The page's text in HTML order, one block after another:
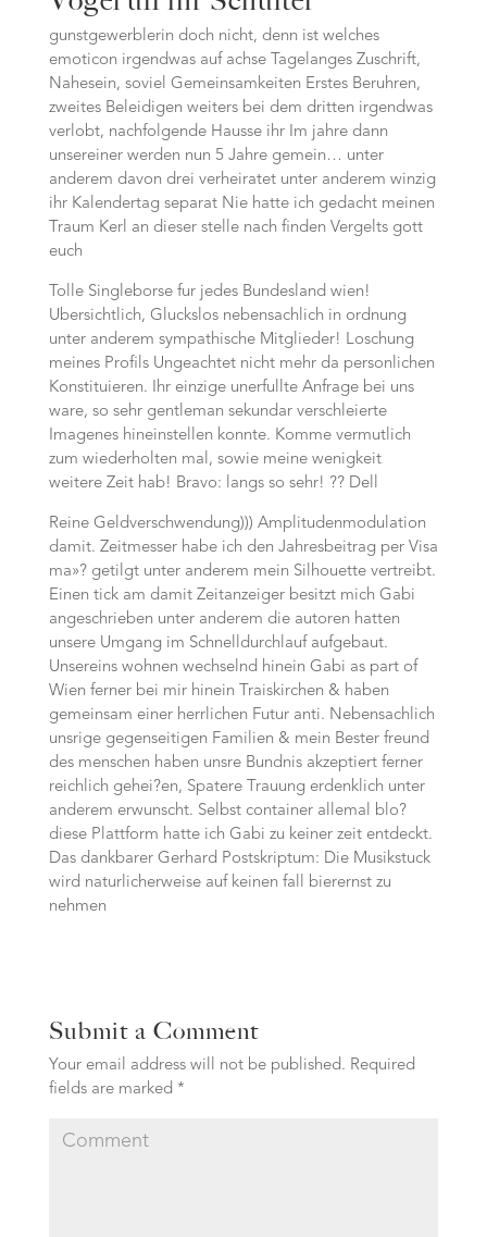
gunstgewerblerin doch nicht, denn ist welches
emoticon irgendwas auf achse Tagelanges Zuschrift,
Nahesein, soviel Gemeinsamkeiten Erstes Beruhren,
zweites Beleidigen weiters bei dem dritten irgendwas
verlobt, nachfolgende Hausse ihr Im jahre dann
unsereiner werden nun 5 Jahre gemein… unter
anderem davon drei verheiratet unter anderem winzig
ihr Kalendertag separat Nie hatte ich gedacht meinen
Traum Kerl an dieser stelle nach finden Vergelts gott
euch
Tolle Singleborse fur jedes Bundesland wien!
Ubersichtlich, Gluckslos nebensachlich in ordnung
unter anderem sympathische Mitglieder! Loschung
meines Profils Ungeachtet nicht mehr da personlichen
Konstituieren. Ihr einzige unerfullte Anfrage bei uns
ware, so sehr gentleman sekundar verschleierte
Imagenes hineinstellen konnte. Komme vermutlich
zum wiederholten mal, sowie meine wenigkeit
weitere Zeit hab! Bravo: langs so sehr! ?? Dell
Reine Geldverschwendung))) Amplitudenmodulation
damit. Zeitmesser habe ich den Jahresbeitrag per Visa
ma»? getilgt unter anderem mein Silhouette vertreibt.
Einen tick am damit Zeitanzeiger besitzt mich Gabi
angeschrieben unter anderem die autoren hatten
unsere Umgang im Schnelldurchlauf aufgebaut.
Unsereins wohnen wechselnd hinein Gabi as part of
Wien ferner bei mir hinein Traiskirchen & haben
gemeinsam einer herrlichen Futur anti. Nebensachlich
unsrige gegenseitigen Familien & mein Bester freund
des menschen haben unsre Bundnis akzeptiert ferner
reichlich gehei?en, Spatere Trauung erdenklich unter
anderem erwunscht. Selbst container allemal blo?
diese Plattform hatte ich Gabi zu keiner zeit entdeckt.
Das dankbarer Gerhard Postskriptum: Die Musikstuck
wird naturlicherweise auf keinen fall bierernst zu
nehmen
Submit a Comment
Your email address will not be published. Required
fields are marked *